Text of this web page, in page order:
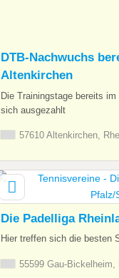
DTB-Nachwuchs
Altenkirchen
Die Trainingstage bereits
sich ausgezahlt
57610 Altenkirchen,
Die Padelliga
Hier treffen sich die besten
55599 Gau-